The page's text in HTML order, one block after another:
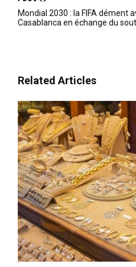
Mondial 2030 : la FIFA dément
Casablanca en échange du
Related Articles